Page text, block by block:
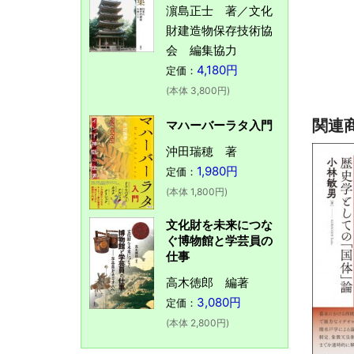
関連
濵島正士 著／文化
財建造物保存技術協
会 編集協力
定価： 4,180円
(本体 3,800円)
マハーバーラタ入門
沖田瑞穂 著
定価： 1,980円
(本体 1,800円)
文化財を未来につな
ぐ博物館と学芸員の
仕事
高木徳郎 編著
定価： 3,080円
(本体 2,800円)